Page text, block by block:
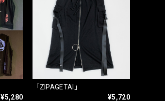
¥5,280
「ZIPAGETAI」
¥5,720